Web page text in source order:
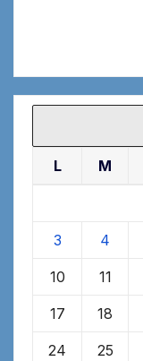
L M
3 4
10 11
17 18
24 25